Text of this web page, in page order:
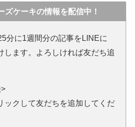
ズケーキの情報を配信中！
分に1週間分の記事をLINEに
します。よろしければ友だち追
ックして友だちを追加してくだ